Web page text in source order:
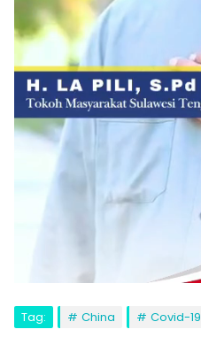
Tag: China Covid-19